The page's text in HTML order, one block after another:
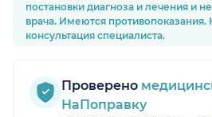
постановки диагноза и лечения и
врача. Имеются
консультация специалиста.
Проверено
НаПоправку